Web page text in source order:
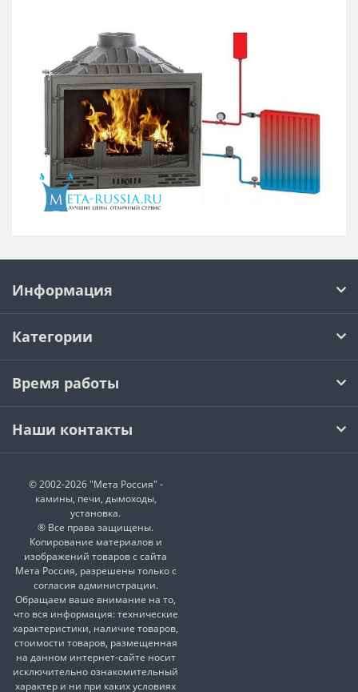
Информация
Категории
Время работы
Наши контакты
© 2002-2026 "Мета Россия" -
камины, печи, дымоходы,
установка.
® Все права защищены.
Копирование материалов и
изображений товаров с сайта
Мета Россия, разрешены только с
согласия администрации.
Обращаем ваше внимание на то,
что вся информация: технические
характеристики, наличие товаров,
стоимости товаров, размещенная
на данном интернет-сайте носит
исключительно ознакомительный
характер и ни при каких условиях